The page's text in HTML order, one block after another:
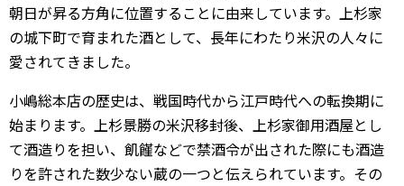
朝日が昇る方角に位置することに由来しています。上杉家
の城下町で育まれた酒として、長年にわたり米沢の人々に
愛されてきました。
小嶋総本店の歴史は、戦国時代から江戸時代への転換期に
始まります。上杉景勝の米沢移封後、上杉家御用酒屋とし
て酒造りを担い、飢饉などで禁酒令が出された際にも酒造
りを許された数少ない蔵の一つと伝えられています。その